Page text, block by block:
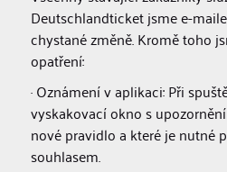
Deutschlandticket jsme e-
chystané změně. Kromě toho
opatření:
· Oznámení v aplikaci: Při
vyskakovací okno s
nové pravidlo a které je nutné
souhlasem.